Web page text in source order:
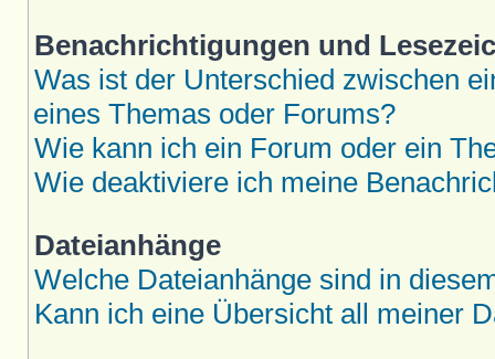
Benachrichtigungen und
Was ist der Unterschied zwischen
eines Themas oder Forums?
Wie kann ich ein Forum oder ein
Wie deaktiviere ich meine
Dateianhänge
Welche Dateianhänge sind in
Kann ich eine Übersicht all meiner